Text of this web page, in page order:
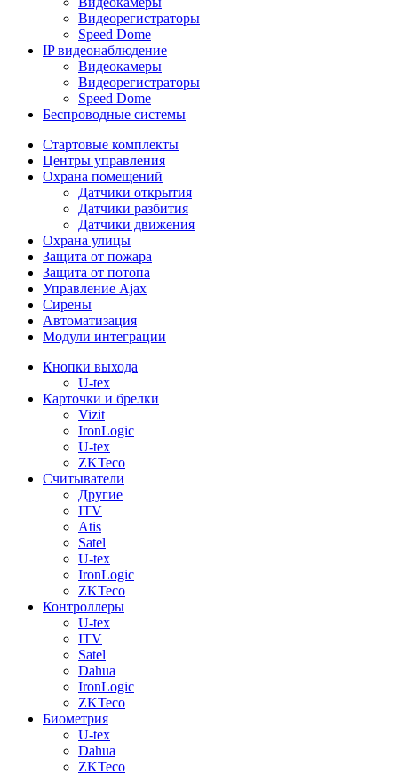
Видеорегистраторы
Speed Dome
IP видеонаблюдение
Видеокамеры
Видеорегистраторы
Speed Dome
Беспроводные системы
Стартовые комплекты
Центры управления
Охрана помещений
Датчики открытия
Датчики разбития
Датчики движения
Охрана улицы
Защита от пожара
Защита от потопа
Управление Ajax
Сирены
Автоматизация
Модули интеграции
Кнопки выхода
U-tex
Карточки и брелки
Vizit
IronLogic
U-tex
ZKTeco
Считыватели
Другие
ITV
Atis
Satel
U-tex
IronLogic
ZKTeco
Контроллеры
U-tex
ITV
Satel
Dahua
IronLogic
ZKTeco
Биометрия
U-tex
Dahua
ZKTeco